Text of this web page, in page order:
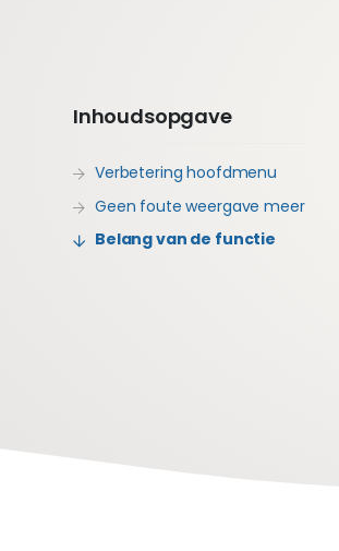
Inhoudsopgave
Verbetering hoofdmenu
Geen foute weergave meer
Belang van de functie